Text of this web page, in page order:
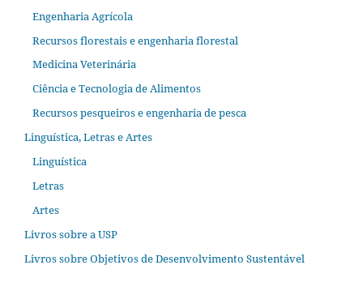
Engenharia Agrícola
Recursos florestais e engenharia florestal
Medicina Veterinária
Ciência e Tecnologia de Alimentos
Recursos pesqueiros e engenharia de pesca
Linguística, Letras e Artes
Linguística
Letras
Artes
Livros sobre a USP
Livros sobre Objetivos de Desenvolvimento Sustentável